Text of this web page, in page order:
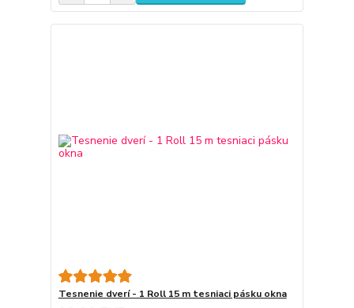
Tesnenie dverí - 1 Roll 15 m tesniaci pásku okna